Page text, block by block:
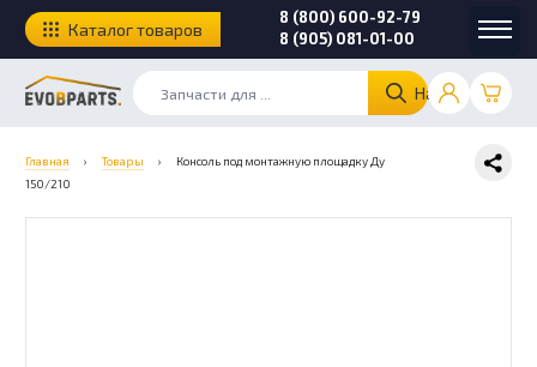
Найти
8 (800) 600-92-79
8 (905) 081-01-00
Каталог товаров
Главная › Товары ›
Консоль под монтажную площадку Ду
150/210